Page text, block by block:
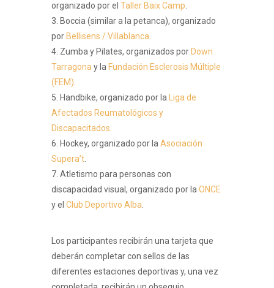
organizado por el Taller Baix Camp
3. Boccia (similar a la petanca), organizado
por Bellisens / Villablanca
4. Zumba y Pilates, organizados por Down
Tarragona y la Fundación Esclerosis Múltiple
(FEM)
5. Handbike, organizado por la Liga de
Afectados Reumatológicos y
Discapacitados.
6. Hockey, organizado por la Asociación
Supera’t
7. Atletismo para personas con
discapacidad visual, organizado por la ONCE
y el Club Deportivo Alba
Los participantes recibirán una tarjeta que
deberán completar con sellos de las
diferentes estaciones deportivas y, una vez